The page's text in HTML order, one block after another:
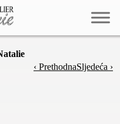
‹ PrethodnaSljedeća ›